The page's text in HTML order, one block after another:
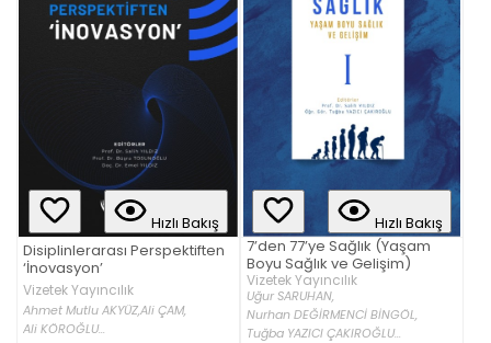
Hızlı Bakış
Disiplinlerarası Perspektiften
‘İnovasyon’
Vizetek Yayıncılık
Ahmet Mutlu AKYÜZ,Ali ÇAM,
Ali KÖROĞLU...
Hızlı Bakış
7’den 77’ye Sağlık (Yaşam
Boyu Sağlık ve Gelişim)
Vizetek Yayıncılık
Uğur SARUHAN,
Nurhan DEĞİRMENCİ BİNGÖL,
Tuğba YAZICI ÇAKIROĞLU...